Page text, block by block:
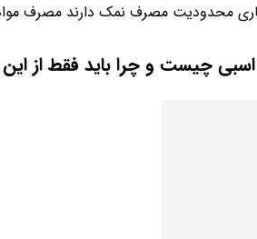
محدودیت مصرف نمک دارند مصرف
چیست و چرا باید فقط از